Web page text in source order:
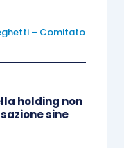
del Conto
iscrizione del
conto della
è certificato
– Comitato
holding non
sine